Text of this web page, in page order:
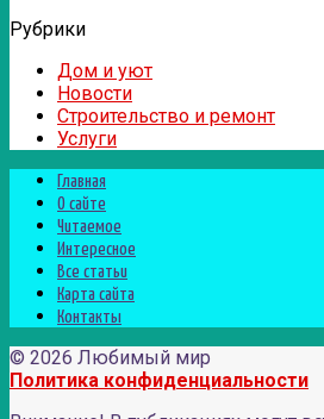
Рубрики
Дом и уют
Новости
Строительство и ремонт
Услуги
Главная
О сайте
Читаемое
Интересное
Все статьи
Карта сайта
Контакты
© 2026 Любимый мир
Политика конфиденциальности